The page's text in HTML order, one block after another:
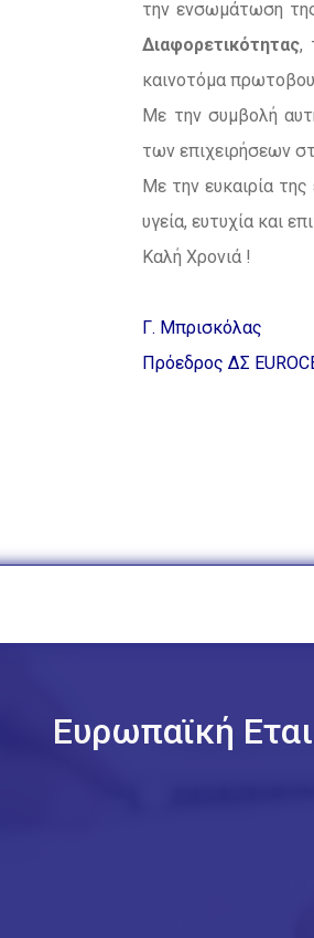
την ενσωμάτωση
Διαφορετικότητας,
καινοτόμα
Με την συμβολή
των επιχειρήσεων
Με την ευκαιρία
υγεία, ευτυχία και
Καλή Χρονιά !
Γ. Μπρισκόλας
Πρόεδρος ΔΣ
Ευρωπαϊκή